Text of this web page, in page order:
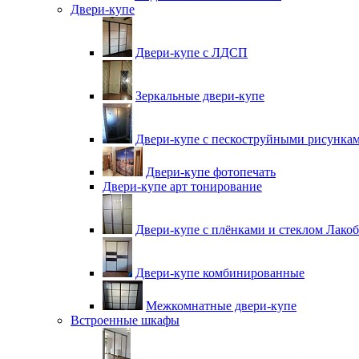
Двери-купе
Двери-купе с ЛДСП
Зеркальные двери-купе
Двери-купе с пескоструйными
Двери-купе фотопечать
Двери-купе арт тонирование
Двери-купе с плёнками и стеклом
Двери-купе комбинированные
Межкомнатные двери-купе
Встроенные шкафы